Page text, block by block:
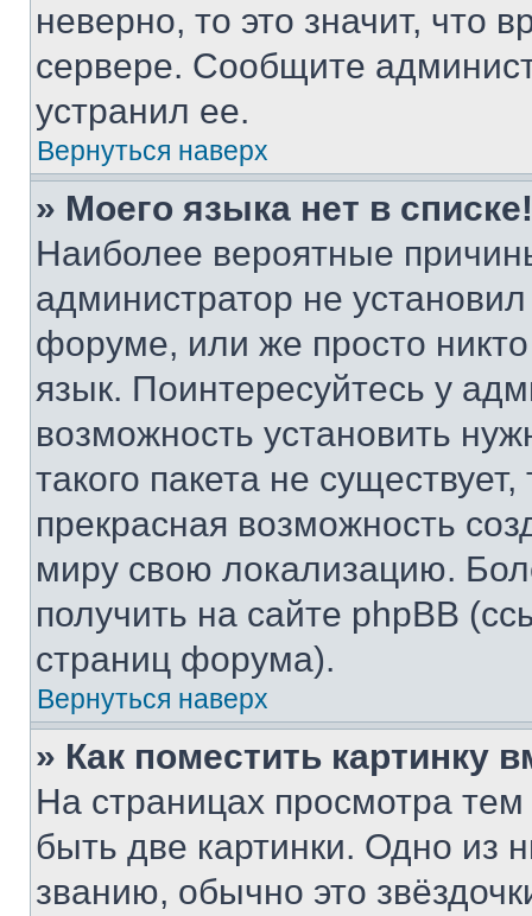
неверно, то это значит, что
сервере. Сообщите
устранил ее.
Вернуться наверх
» Моего языка нет в списке!
Наиболее вероятные
администратор не
форуме, или же просто
язык. Поинтересуйтесь у
возможность установить
такого пакета не
прекрасная возможность
миру свою локализацию.
получить на сайте phpBB
страниц форума).
Вернуться наверх
» Как поместить картинку
На страницах просмотра
быть две картинки. Одно из
званию, обычно это